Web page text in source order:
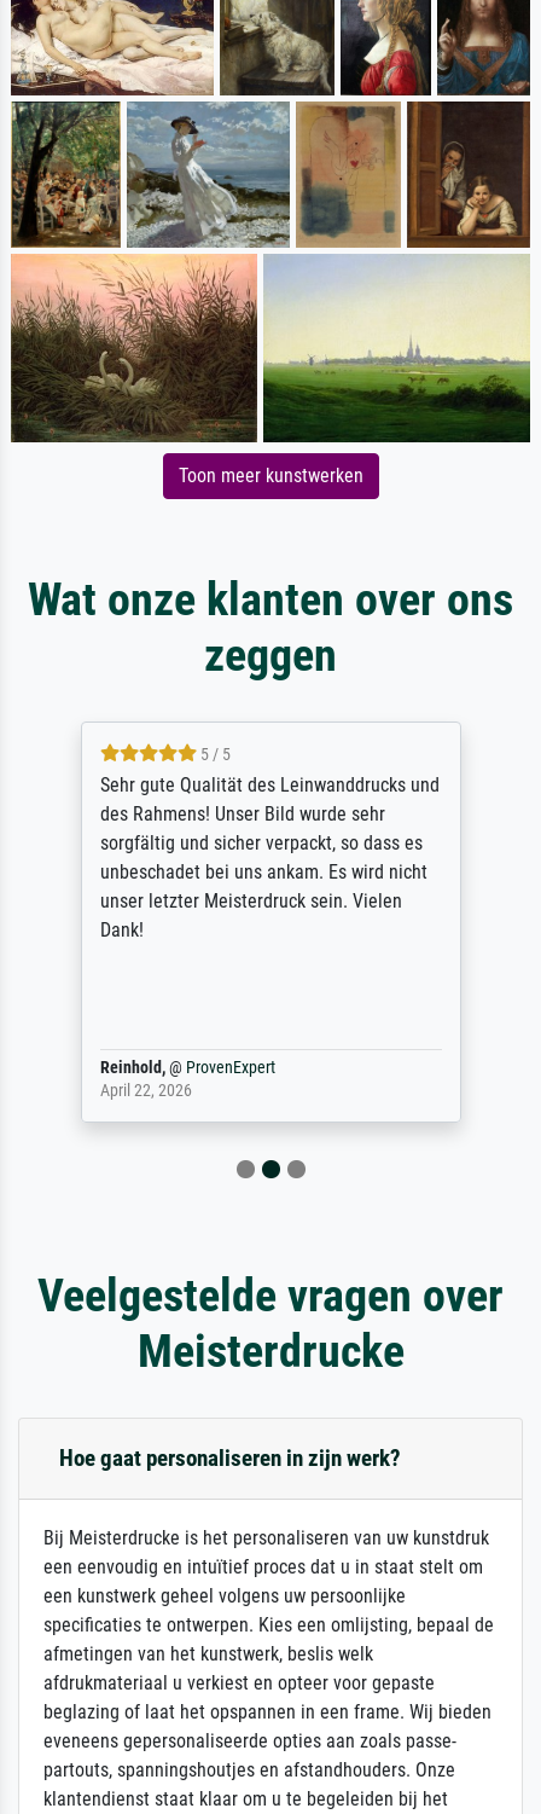
Toon meer kunstwerken
Wat onze klanten over ons
zeggen
5 / 5
Sehr gute Qualität des Leinwanddrucks und
des Rahmens! Unser Bild wurde sehr
sorgfältig und sicher verpackt, so dass es
unbeschadet bei uns ankam. Es wird nicht
unser letzter Meisterdruck sein. Vielen
Dank!
Reinhold,@ ProvenExpert
April 22, 2026
Veelgestelde vragen over
Meisterdrucke
Hoe gaat personaliseren in zijn werk?
Bij Meisterdrucke is het personaliseren van uw kunstdruk
een eenvoudig en intuïtief proces dat u in staat stelt om
een kunstwerk geheel volgens uw persoonlijke
specificaties te ontwerpen. Kies een omlijsting, bepaal de
afmetingen van het kunstwerk, beslis welk
afdrukmateriaal u verkiest en opteer voor gepaste
beglazing of laat het opspannen in een frame. Wij bieden
eveneens gepersonaliseerde opties aan zoals passe-
partouts, spanningshoutjes en afstandhouders. Onze
klantendienst staat klaar om u te begeleiden bij het